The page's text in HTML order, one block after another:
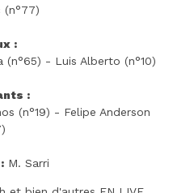
(n°77)
:
(n°65) - Luis Alberto (n°10)
:
(n°19) - Felipe Anderson
M. Sarri